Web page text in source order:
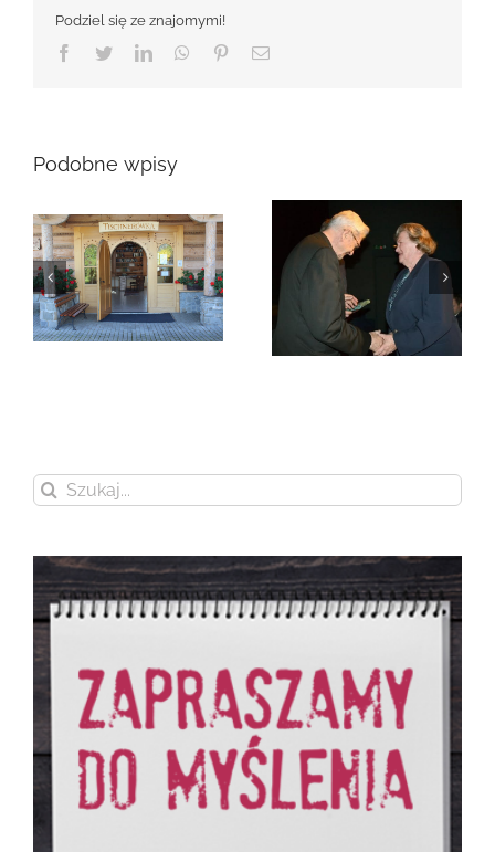
Podziel się ze znajomymi!
Facebook
TwitterLinkedInWhatsApp
PinterestEmail
Podobne wpisy
Zmarła Genowefa
Sikora
Zmarła Wanda
Czubernatowa
Szukaj